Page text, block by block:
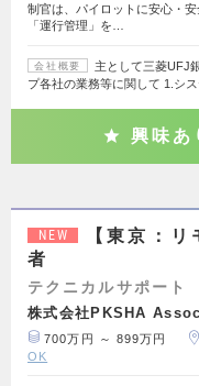
制官は、パイロットに安心・
「運行管理」を…
会社概要
主として三菱UFJ
プ各社の業務等に関して 1.シ
興味あ
NEW
【東京：
者
テクニカルサポート
株式会社PKSHA
700万円 ～ 899万円
OK